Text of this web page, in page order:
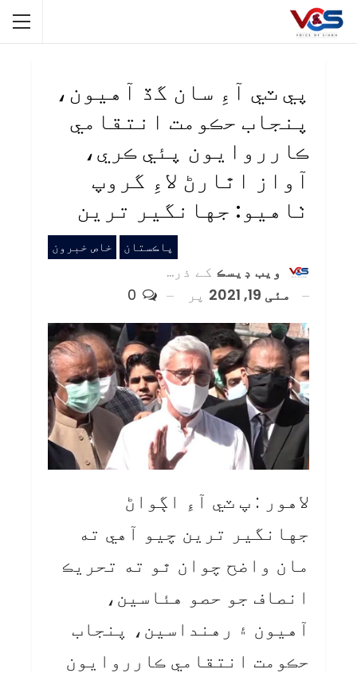
پي ٽي آءِ سان گڏ آهيون،
پنجاب حڪومت انتقامي
ڪارروايون پئي ڪري،
آواز اٿارڻ لاءِ گروپ
ٺاهيو: جهانگير ترين
پاڪستان خاص خبرون
ويب ڊيسڪ کے ذریعہ
مئی 19, 2021
پر
لاهور : پ ٽي آءِ اڳواڻ
جهانگير ترين چيو آهي ته
مان واضح چوان ٿو ته تحريڪ
انصاف جو حصو هئاسين،
آهيون ۽ رهنداسين، پنجاب
حڪومت انتقامي ڪارروايون